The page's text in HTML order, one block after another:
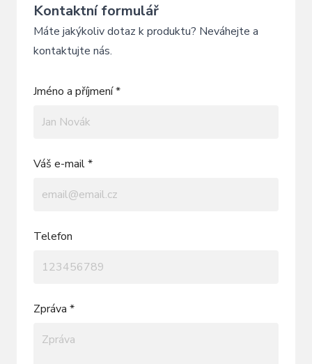
Kontaktní formulář
Máte jakýkoliv dotaz k produktu? Neváhejte a
kontaktujte nás.
Jméno a příjmení *
Váš e-mail *
Telefon
Zpráva *